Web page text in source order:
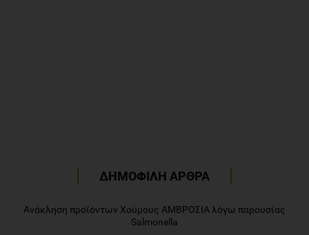
ΔΗΜΟΦΙΛΗ ΑΡΘΡΑ
Ανάκληση προϊόντων Χούμους ΑΜΒΡΟΣΙΑ λόγω παρουσίας
Salmonella